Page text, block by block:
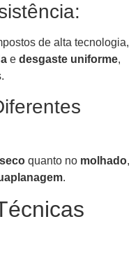
de alta tecnologia,
e desgaste uniforme,
seco quanto no molhado,
.